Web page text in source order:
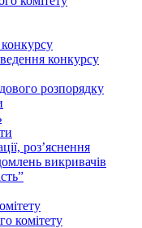
конкурсу
розпорядку
роз’яснення
викривачів
комітету